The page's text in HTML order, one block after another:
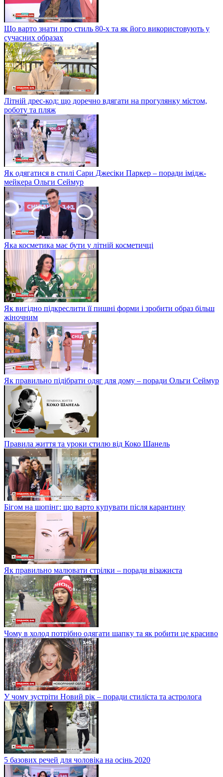
Що варто знати про стиль 80-х та як його використовують у
сучасних образах
Літній дрес-код: що доречно вдягати на прогулянку містом,
роботу та пляж
Як одягатися в стилі Сари Джесіки Паркер – поради імідж-
мейкера Ольги Сеймур
Яка косметика має бути у літній косметичці
Як вигідно підкреслити її пишні форми і зробити образ більш
жіночним
Як правильно підібрати одяг для дому – поради Ольги Сеймур
Правила життя та уроки стилю від Коко Шанель
Бігом на шопінг: що варто купувати після карантину
Як правильно малювати стрілки – поради візажиста
Чому в холод потрібно одягати шапку та як робити це красиво
У чому зустріти Новий рік – поради стиліста та астролога
5 базових речей для чоловіка на осінь 2020